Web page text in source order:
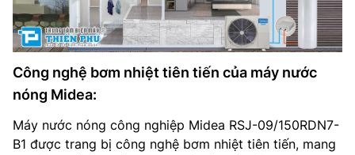
Công nghệ bơm nhiệt tiên tiến của máy nước
nóng Midea:
Máy nước nóng công nghiệp Midea RSJ-09/150RDN7-
B1 được trang bị công nghệ bơm nhiệt tiên tiến, mang